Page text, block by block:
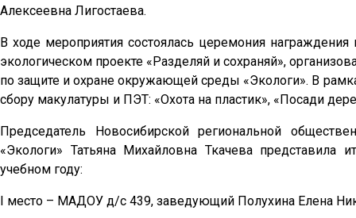
Алексеевна Лигостаева.
В ходе мероприятия состоялась церемония
экологическом проекте «Разделяй и сохраняй»,
по защите и охране окружающей среды «Экологи». В
сбору макулатуры и ПЭТ: «Охота на пластик», «Посади
Председатель Новосибирской региональной
«Экологи» Татьяна Михайловна Ткачева представила
учебном году:
I место – МАДОУ д/с 439, заведующий Полухина Елена